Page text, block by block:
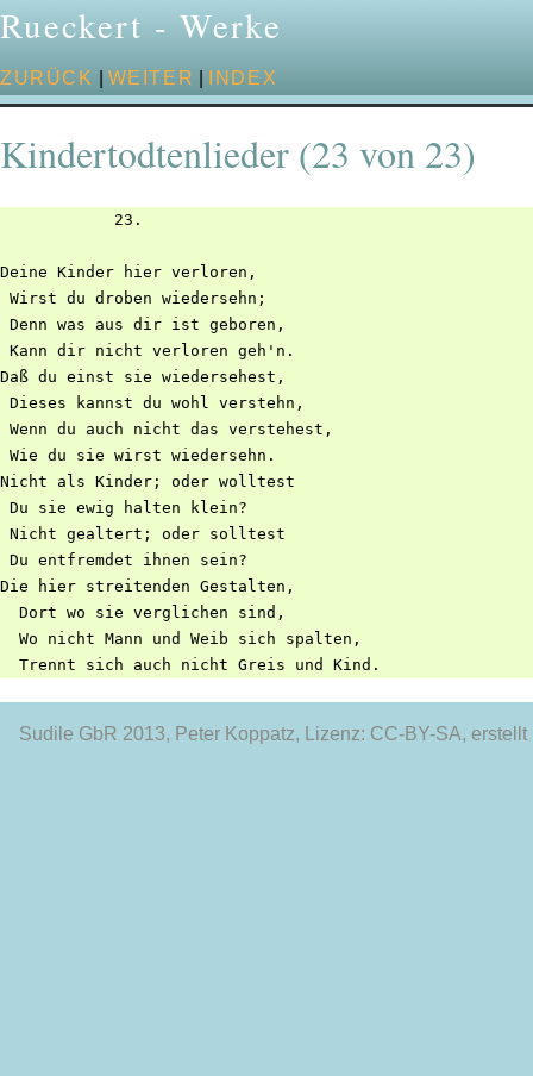
Rueckert - Werke
ZURÜCK WEITER INDEX
Kindertodtenlieder (23 von 23)
            23.
Deine Kinder hier verloren,
Wirst du droben wiedersehn;
Denn was aus dir ist geboren,
Kann dir nicht verloren geh'n.
Daß du einst sie wiedersehest,
Dieses kannst du wohl verstehn,
Wenn du auch nicht das verstehest,
Wie du sie wirst wiedersehn.
Nicht als Kinder; oder wolltest
Du sie ewig halten klein?
Nicht gealtert; oder solltest
Du entfremdet ihnen sein?
Die hier streitenden Gestalten,
  Dort wo sie verglichen sind,
  Wo nicht Mann und Weib sich spalten,
Sudile GbR 2013, Peter Koppatz, Lizenz: CC-BY-SA,